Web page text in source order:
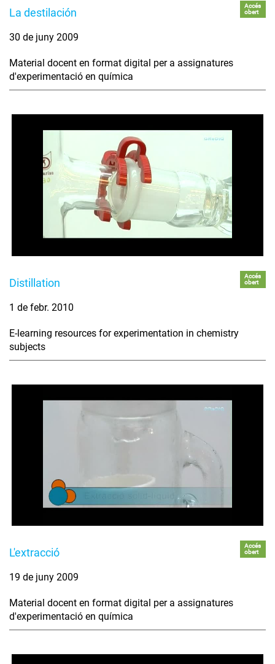
La destilación
Accés
obert
30 de juny 2009
Material docent en format digital per a assignatures
d'experimentació en química
Distillation
Accés
obert
1 de febr. 2010
E-learning resources for experimentation in chemistry
subjects
L'extracció
Accés
obert
19 de juny 2009
Material docent en format digital per a assignatures
d'experimentació en química